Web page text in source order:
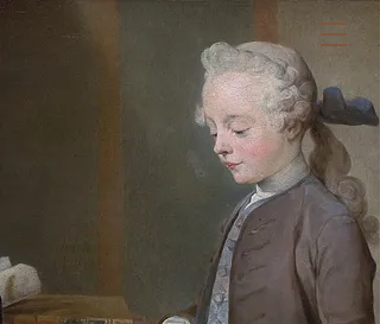
Règles de l'art
Cabinet juridique